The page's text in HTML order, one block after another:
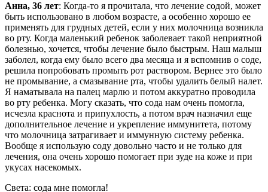
Анна, 36 лет: Когда-то я прочитала, что лечение содой, может
быть использовано в любом возрасте, а особенно хорошо ее
применять для грудных детей, если у них молочница возникла
во рту. Когда маленький ребенок заболевает такой неприятной
болезнью, хочется, чтобы лечение было быстрым. Наш малыш
заболел, когда ему было всего два месяца и я вспомнив о соде,
решила попробовать промыть рот раствором. Вернее это было
не промывание, а смазывание рта, чтобы удалить белый налет.
Я наматывала на палец марлю и потом аккуратно проводила
во рту ребенка. Могу сказать, что сода нам очень помогла,
исчезла краснота и припухлость, а потом врач назначил еще
дополнительное лечение и укрепление иммунитета, потому
что молочница затрагивает и иммунную систему ребенка.
Вообще я использую соду довольно часто и не только для
лечения, она очень хорошо помогает при зуде на коже и при
укусах насекомых.
Света: сода мне помогла!